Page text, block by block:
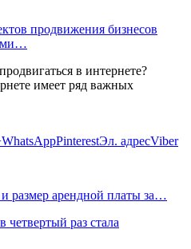
продвижения бизнесов
в интернете?
имеет ряд важных
WhatsAppPinterestЭл. адресViber
размер арендной платы за…
раз стала